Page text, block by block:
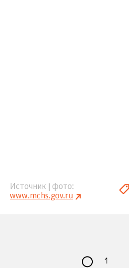
Источник | фото
www.mchs.gov.ru
1